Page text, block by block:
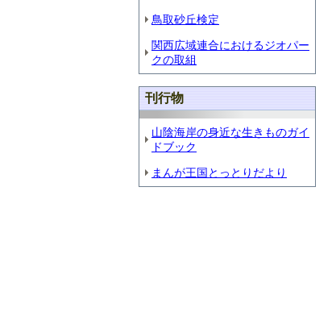
鳥取砂丘検定
関西広域連合におけるジオパー
クの取組
刊行物
山陰海岸の身近な生きものガイ
ドブック
まんが王国とっとりだより